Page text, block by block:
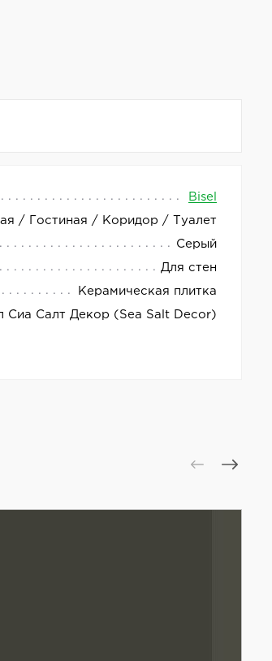
Bisel
/ Гостиная / Коридор / Туалет
Серый
Для стен
Керамическая плитка
Сиа Салт Декор (Sea Salt Decor)
плитки придаёт
Коллекция Bisel отличается
подойдёт для создания